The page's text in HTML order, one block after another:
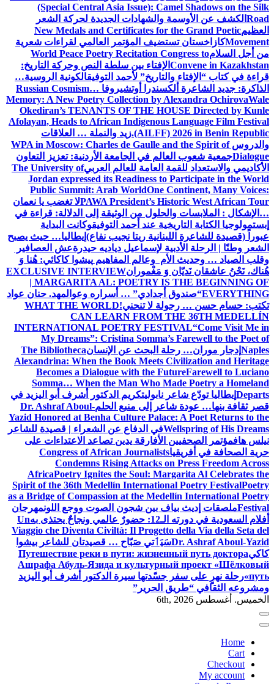
(Special Central Asia Issue): Camel Shadows on the Silk
Road الكشف عن الأوسمة والشهادات الجديدة لحركة الشعر
العظيمNew Medals and Certificates for the Grand Poetic
Movementكازاخستان تستضيف المؤتمر العالمي لقراءات شعرية
من أجل السلامWorld Peace Poetry Recitation Congress to
Convene in Kazakhstan الإفتاء بين سلطة النص وحركة التاريخ:
قراءة في كتاب “الإفتاء والتاريخ” لأحمد التوفيقالكونية الروسية…
الذاكرة: جديد الشاعرة ألكسندرا أوتشيروفا Russian Cosmism…
Memory: A New Poetry Collection by Alexandra OchirovaWale
Okediran’s TENANTS OF THE HOUSE Directed by Kunle
Afolayan, Heads to African Indigenous Language Film Festival
(AILFF) 2026 in Benin Republic. زيد والنملة … العلاقات
والدروسWPA in Moscow: Charles de Gaulle and the Spirit of
Dialogueجمعية شعوب العالم في الجامعة الأردنية: تعزيز التعاون
الأكاديمي والاستعداد للقمة العامة للعالم العربيThe University of
Jordan expressed its Readiness to Participate in the World
Public Summit: Arab WorldOne Continent, Many Voices:
PAWA President’s Historic West African Tourلا تغضب يا نعمان
…الإشكال : الملابسات والحلول من الوثيقة إلى الدلالة: قراءة في
إبستمولوجيا الكتابة التاريخية عند أحمد التوفيقوكانت البداية
عبوراً (قصيدة للشاعرة اللبنانية ريتا نجيب نفاع) إيطاليا… حيث يصبح
الشعر وطنًا | الرحلة الأدبية لإسماعيل دياديه حيدرةعش العصافير
وقلب الصياد … وحديث الأم وعالم المفاهيم پیشوا کاکائي: هُنا وَ
هُناك، نَحْنُ عاشقان نَديّان وَ مَغْمورانEXCLUSIVE INTERVIEW
| MARGARITA AL: POETRY IS THE BEGINNING OF
EVERYTHING“صندوق أجدادي” … أسراره وعوالمهد. حنان عواد
تكتب: حسام حسن … رجولة لا تنحني!WHAT THE WORLD
CAN LEARN FROM THE 36TH MEDELLÍN
INTERNATIONAL POETRY FESTIVAL“Come Visit Me in
My Dreams”: Cristina Somma’s Farewell to the Poet of
Naples إدجار موران… رحلة البحث عن الإنسانThe Bibliotheca
Alexandrina: When the Book Meets Civilization and Heritage
Becomes a Dialogue with the FutureFarewell to Luciano
Somma… When the Man Who Made Poetry a Homeland
Departs إيطاليا تودّع شاعر نابوليتكريم الدكتور أشرف أبو اليزيد في
قصر ثقافة بنها… عودة شاعر إلى منبع الحلمDr. Ashraf Aboul-
Yazid Honored at Benha Culture Palace: A Poet Returns to the
Wellspring of His Dreamsفي الدفاع عن الشعراء | قصيدة للشاعر
نيلس هافمؤتمر الصحفيين الأفارقة يدين تصاعد الاعتداءات على
حرية الصحافة في أفريقياCongress of African Journalists
Condemns Rising Attacks on Press Freedom Across
AfricaPoetry Ignites the Soul: Margarita Al Celebrates the
Spirit of the 36th Medellín International Poetry FestivalPoetry
as a Bridge of Compassion at the Medellín International Poetry
Festivalملصقات إديث بياف بين شجون الصوت ووجع اللونمهرجان
أفلام السعودية في دورته الـ12: حضورٌ عالمي ونجاحٌ يحتذى به
Un
Viaggio che Diventa Civiltà: Il Progetto della Via della Seta del
Dr. Ashraf Aboul-Yazidسَيَٲتي صَبّاح … قصيدتان للشاعر بيشوا
كاكيПутешествие реки в пути: жизненный путь доктора
Ашрафа Абуль-Язида и культурный проект «Шёлковый
путь» رحلة نهرٍ على سفر جسّدتها سيرة الدكتور أشرف أبو اليزيد
ومشروعه الثقافي “طريق الحرير”
الخميس. أغسطس 6th, 2026
Home
Cart
Checkout
My account